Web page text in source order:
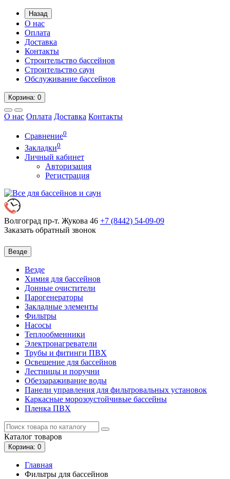
Назад
О нас
Оплата
Доставка
Контакты
Строительство бассейнов
Строительство саун
Обслуживание бассейнов
Корзина: 0
О нас Оплата Доставка Контакты
Сравнение0
Закладки0
Личный кабинет
Авторизация
Регистрация
Волгоград пр-т. Жукова 46 +7 (8442) 54-09-09
Заказать обратный звонок
Везде
Везде
Химия для бассейнов
Донные очистители
Парогенераторы
Закладные элементы
Фильтры
Насосы
Теплообменники
Электронагреватели
Трубы и фитинги ПВХ
Освещение для бассейнов
Лестницы и поручни
Обеззараживание воды
Панели управления для фильтровальных установок
Каркасные морозоустойчивые бассейны
Пленка ПВХ
Каталог товаров
Корзина: 0
Главная
Фильтры для бассейнов